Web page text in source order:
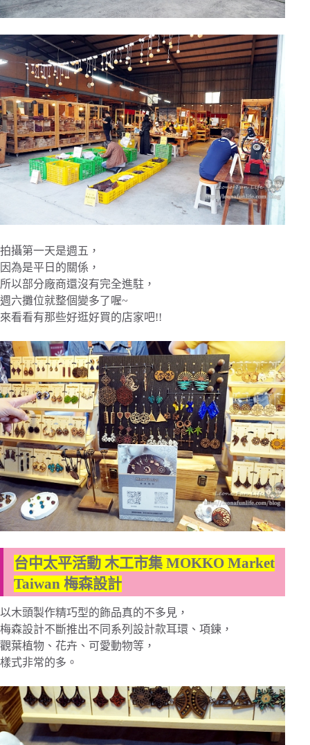
拍攝第一天是週五，
因為是平日的關係，
所以部分廠商還沒有完全進駐，
週六攤位就整個變多了喔~
來看看有那些好逛好買的店家吧!!
台中太平活動 木工市集 MOKKO Market
Taiwan 梅森設計
以木頭製作精巧型的飾品真的不多見，
梅森設計不斷推出不同系列設計款耳環、項鍊，
觀葉植物、花卉、可愛動物等，
樣式非常的多。